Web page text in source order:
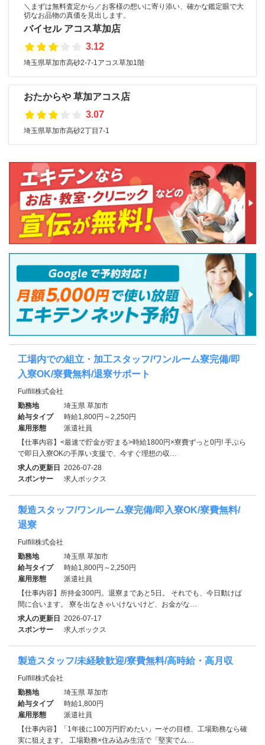
＼まずは無料査定から／お客様の想いに寄り添い、確かな鑑定眼で大
切なお品物の真価を見出します。
バイセル アコス草加店
3.12
埼玉県草加市高砂2-7-1アコス草加1階
おたからや 草加アコス店
3.07
埼玉県草加市高砂2丁目7-1
工場内での組立・加工スタッフ/ワンルーム寮完備/即
入寮OK/寮費無料/退寮サポート
Fulfill株式会社
勤務地
埼玉県 草加市
給与タイプ
時給1,800円～2,250円
雇用形態
派遣社員
【仕事内容】<最速で貯金が貯まる>時給1800円×寮費ずっと0円! 手ぶら
で即日入寮OKの手厚い支援で、今すぐ理想の収…
求人の更新日 2026-07-28
スポンサー
求人ボックス
製造スタッフ/ワンルーム寮完備/即入寮OK/寮費無料/
退寮
Fulfill株式会社
勤務地
埼玉県 草加市
給与タイプ
時給1,800円～2,250円
雇用形態
派遣社員
【仕事内容】所持金300円。退寮まであと5日。 それでも、今日動けば
間に合います。 寮を出なきゃいけないけど、お金がな…
求人の更新日 2026-07-17
スポンサー
求人ボックス
製造スタッフ/未経験歓迎/寮費無料/高時給・高月収
Fulfill株式会社
勤務地
埼玉県 草加市
給与タイプ
時給1,800円
雇用形態
派遣社員
【仕事内容】「1年後に100万円貯めたい」ーその目標、工場勤務なら確
実に狙えます。 工場勤務×住み込み生活で「堅実でム…